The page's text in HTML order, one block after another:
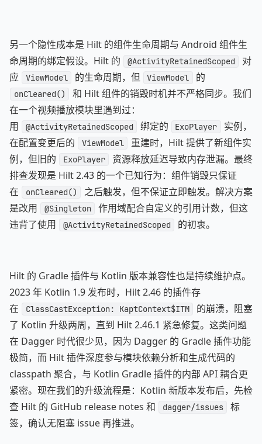
另一个隐性成本是 Hilt 的组件生命周期与 Android 组件生
命周期的绑定假设。Hilt 的
@ActivityRetainedScoped
对
应
ViewModel 的生命周期，但 ViewModel 的
onCleared()
和 Hilt 组件的销毁时机并不严格同步。我们
在一个视频播放模块里遇到过：
用
@ActivityRetainedScoped 绑定的 ExoPlayer
实例，
在配置变更后的
ViewModel
重建时，Hilt 提供了新组件实
例，但旧的
ExoPlayer
资源释放延迟导致内存泄漏。最终
排查发现是 Hilt 2.43 的一个已知行为：组件销毁只保证
在
onCleared()
之后触发，但不保证立即触发。解决方案
是改用
@Singleton
作用域配合自定义的引用计数，但这
违背了使用
@ActivityRetainedScoped 的初衷。
Hilt 的 Gradle 插件与 Kotlin 版本兼容性也是持续维护点。
2023 年 Kotlin 1.9 发布时，Hilt 2.46 的插件存
在
ClassCastException: KaptContext$ITM
的崩溃，阻塞
了 Kotlin 升级两周，直到 Hilt 2.46.1 紧急修复。这类问题
在 Dagger 时代很少见，因为 Dagger 的 Gradle 插件功能
极简，而 Hilt 插件深度参与模块依赖分析和生成代码的
classpath 聚合，与 Kotlin Gradle 插件的内部 API 耦合更
紧密。现在我们的升级流程是：Kotlin 新版本发布后，先检
查 Hilt 的 GitHub release notes 和
dagger/issues
标
签，确认无阻塞 issue 再推进。